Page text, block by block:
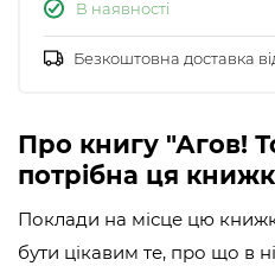
В наявності
Безкоштовна доставка
Про книгу "Агов!
потрібна ця
Поклади на місце цю
бути цікавим те, про що в